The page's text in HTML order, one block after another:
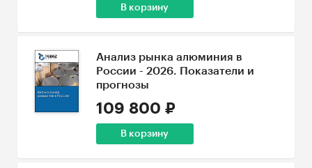
В корзину
Анализ рынка алюминия в
России - 2026. Показатели и
прогнозы
109 800 ₽
В корзину